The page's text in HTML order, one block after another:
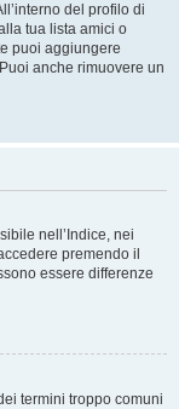
del profilo di
tua lista amici o
puoi aggiungere
anche rimuovere un
nell’Indice, nei
premendo il
essere differenze
termini troppo comuni